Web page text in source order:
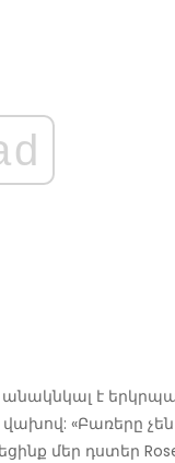
է
«Բառերը
մեր դստեր